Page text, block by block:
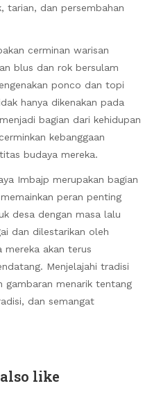
tarian, dan persembahan
cerminan warisan
blus dan rok bersulam
ponco dan topi
hanya dikenakan pada
bagian dari kehidupan
kebanggaan
budaya mereka.
Imbajp merupakan bagian
peran penting
desa dengan masa lalu
dan dilestarikan oleh
mereka akan terus
Menjelajahi tradisi
gambaran menarik tentang
dan semangat
like